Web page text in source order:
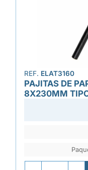
REF. ELAT3160
PAJITAS DE
8X230MM